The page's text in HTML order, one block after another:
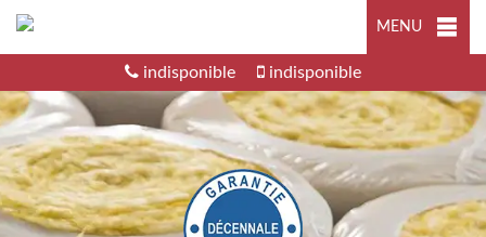
MENU
indisponible indisponible